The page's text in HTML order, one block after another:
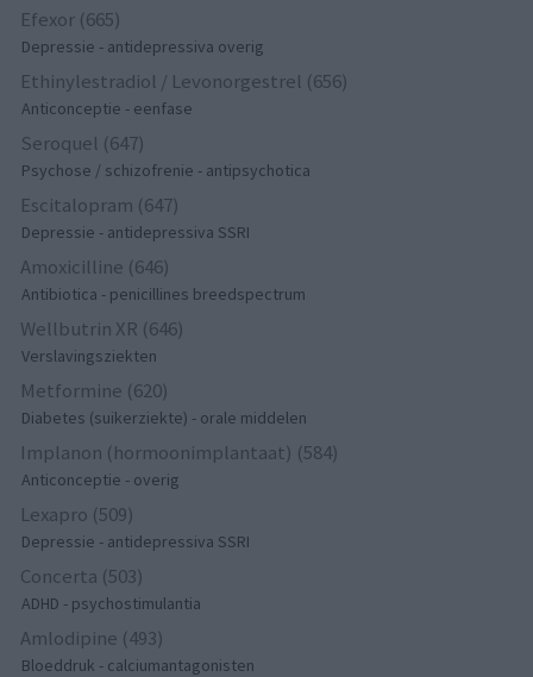
Efexor (665)
Depressie - antidepressiva overig
Ethinylestradiol / Levonorgestrel (656)
Anticonceptie - eenfase
Seroquel (647)
Psychose / schizofrenie - antipsychotica
Escitalopram (647)
Depressie - antidepressiva SSRI
Amoxicilline (646)
Antibiotica - penicillines breedspectrum
Wellbutrin XR (646)
Verslavingsziekten
Metformine (620)
Diabetes (suikerziekte) - orale middelen
Implanon (hormoonimplantaat) (584)
Anticonceptie - overig
Lexapro (509)
Depressie - antidepressiva SSRI
Concerta (503)
ADHD - psychostimulantia
Amlodipine (493)
Bloeddruk - calciumantagonisten